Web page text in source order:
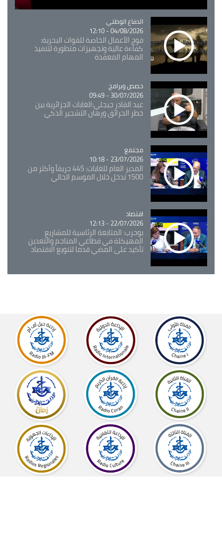
Catégorie
الدفاع الوطني
04/08/2026 - 12:10
فوج الأعمال الخاصة للقوات البحرية:
كفاءة عالية وتجهيزات متطورة لتنفيذ
المهام المعقدة
Catégorie
حصص وبرامج
30/07/2026 - 09:49
عبد القادر جيجلي:الغابات الجزائرية بين
خطر الحرائق ورهان التشجير الذكي
Catégorie
مجتمع
23/07/2026 - 10:18
المدير العام للغابات: 445 حريقاً وأكثر من
1500 تدخل خلال الموسم الحالي
Catégorie
اقتصاد
22/07/2026 - 12:13
بوحرب: المتابعة الرئاسية للمشاريع
المهيكلة في قطاعي المناجم والتعدين
تأكيد على المضي قدما لتنويع الاقتصاد